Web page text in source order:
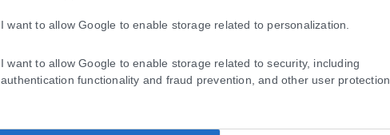
I want to allow Google to enable storage related to personalization.
I want to allow Google to enable storage related to security, including
authentication functionality and fraud prevention, and other user protection.